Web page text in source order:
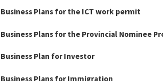
Business Plans for the ICT work permit
Business Plans for the Provincial Nominee
Business Plan for Investor
Business Plans for Immigration